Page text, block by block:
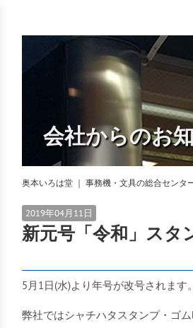
会社からのお
奥本いろは堂 ｜ 事務機・文具の総合センタ
2019年04月11日
新元号「令和」スタ
5月1日(水)より年号が改号されます。
弊社ではシャチハタスタンプ・ゴ